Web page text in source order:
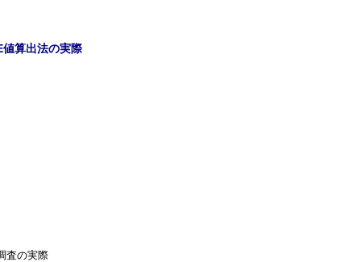
算出法の実際
査の実際